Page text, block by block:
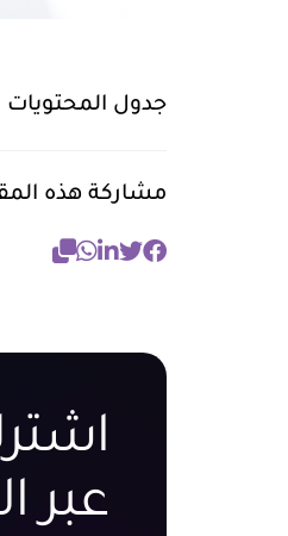
جدول المحتويات
مشاركة هذه
عبر